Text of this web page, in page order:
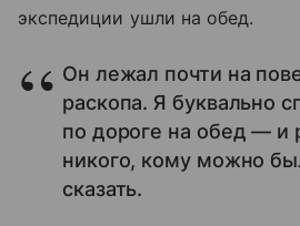
экспедиции ушли на обед.
Он лежал почти на
раскопа. Я буквально
по дороге на обед — и
никого, кому можно
сказать.